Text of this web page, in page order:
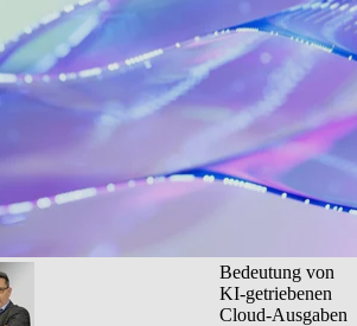
Bedeutung von
KI-getriebenen
Cloud-Ausgaben